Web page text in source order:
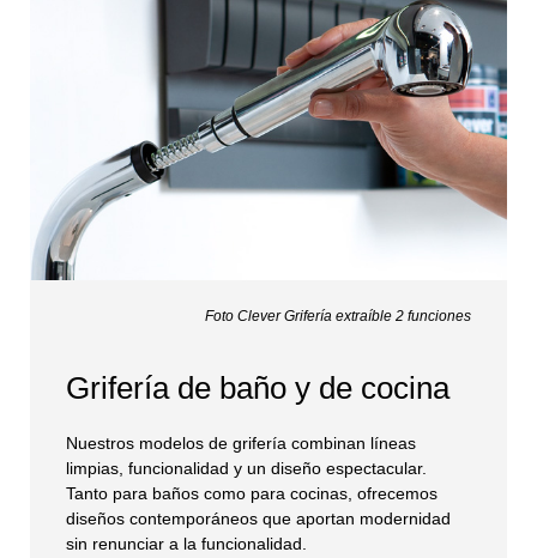
Foto Clever Grifería extraíble 2 funciones
Grifería de baño y de cocina
Nuestros modelos de grifería combinan líneas
limpias, funcionalidad y un diseño espectacular.
Tanto para baños como para cocinas, ofrecemos
diseños contemporáneos que aportan modernidad
sin renunciar a la funcionalidad.